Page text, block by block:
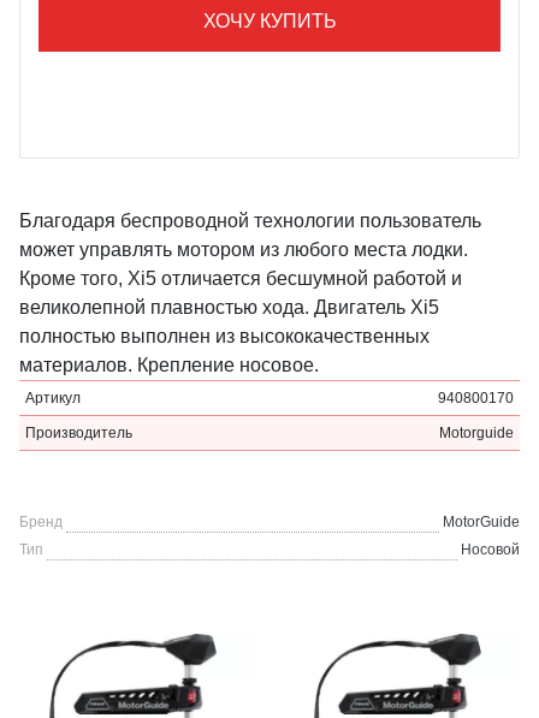
ХОЧУ КУПИТЬ
Благодаря беспроводной технологии пользователь
может управлять мотором из любого места лодки.
Кроме того, Xi5 отличается бесшумной работой и
великолепной плавностью хода. Двигатель Xi5
полностью выполнен из высококачественных
материалов. Крепление носовое.
Артикул 940800170
Производитель Motorguide
Бренд
MotorGuide
Тип
Носовой